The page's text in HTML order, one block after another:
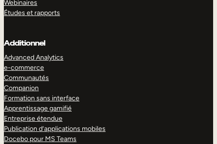
Webinaires
Études et rapports
Additionnel
Advanced Analytics
e-commerce
Communautés
Companion
Formation sans interface
Apprentissage gamifié
Entreprise étendue
Publication d’applications mobiles
Docebo pour MS Teams